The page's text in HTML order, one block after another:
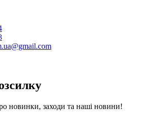
новинки, заходи та наші новини!